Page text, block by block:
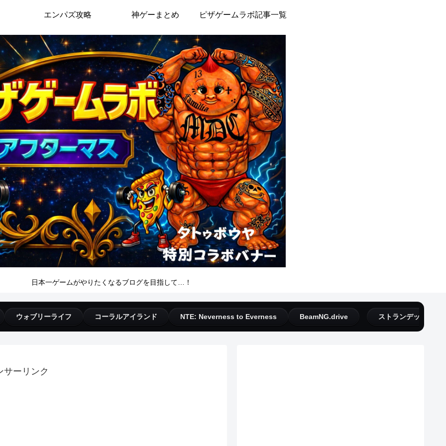
日本一ゲームがやりたくなるブログを目指して…！
エンパズ攻略 神ゲーまとめ ピザゲームラボ記事一覧
ウォブリーライフ コーラルアイランド NTE: Neverness to Everness BeamNG.drive ストランデッドディ
サーリンク